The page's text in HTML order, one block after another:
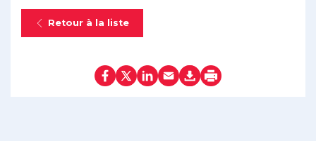
Retour à la liste